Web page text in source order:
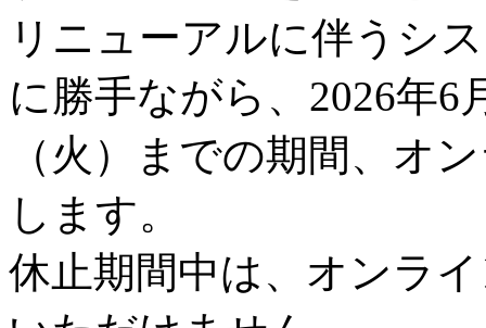
リニューアルに伴うシ
に勝手ながら、2026年6
（火）までの期間、オ
します。
休止期間中は、オンラ